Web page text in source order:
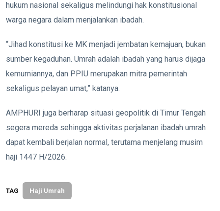
hukum nasional sekaligus melindungi hak konstitusional
warga negara dalam menjalankan ibadah.
“Jihad konstitusi ke MK menjadi jembatan kemajuan, bukan
sumber kegaduhan. Umrah adalah ibadah yang harus dijaga
kemurniannya, dan PPIU merupakan mitra pemerintah
sekaligus pelayan umat,” katanya.
AMPHURI juga berharap situasi geopolitik di Timur Tengah
segera mereda sehingga aktivitas perjalanan ibadah umrah
dapat kembali berjalan normal, terutama menjelang musim
haji 1447 H/2026.
TAG Haji Umrah